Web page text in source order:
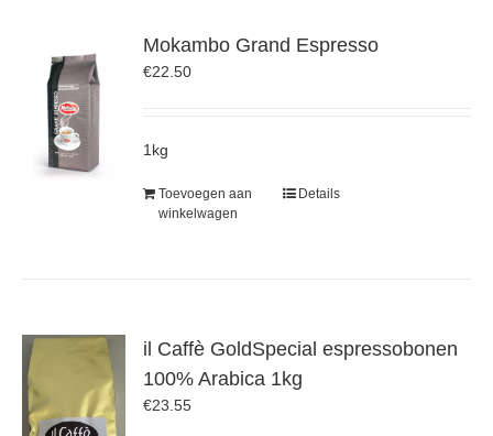
Mokambo Grand Espresso
€22.50
1kg
Toevoegen aan
winkelwagen
Details
il Caffè GoldSpecial espressobonen
100% Arabica 1kg
€23.55